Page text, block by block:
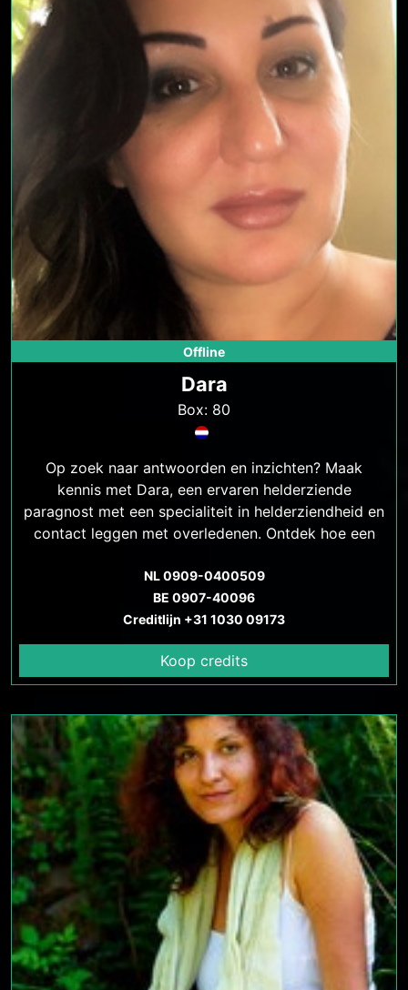
Offline
Dara
Box: 80
Op zoek naar antwoorden en inzichten? Maak
kennis met Dara, een ervaren helderziende
paragnost met een specialiteit in helderziendheid en
contact leggen met overledenen. Ontdek hoe een
antwoorden, rust en heling. Betaalbare tarieven en
veilige communicatiemethoden beschikbaar
NL 0909-0400509
BE 0907-40096
Creditlijn +31 1030 09173
Koop credits